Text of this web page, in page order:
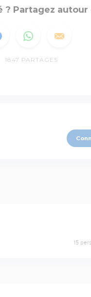
? Partagez autour
1847 PARTAGES
15